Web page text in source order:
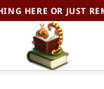
HERE OR JUST